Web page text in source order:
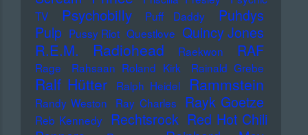
TV
Psychobilly Puff Daddy
Puhdys
Pulp Pussy Riot Questlove Quincy Jones
R.E.M. Radiohead Raekwon RAF
Rage Rahsaan Roland Kirk Rainald Grebe
Ralf Hütter Ralph Heidel Rammstein
Randy Weston Ray Charles Rayk Goetze
Reb Kennedy Rechtsrock Red Hot Chili